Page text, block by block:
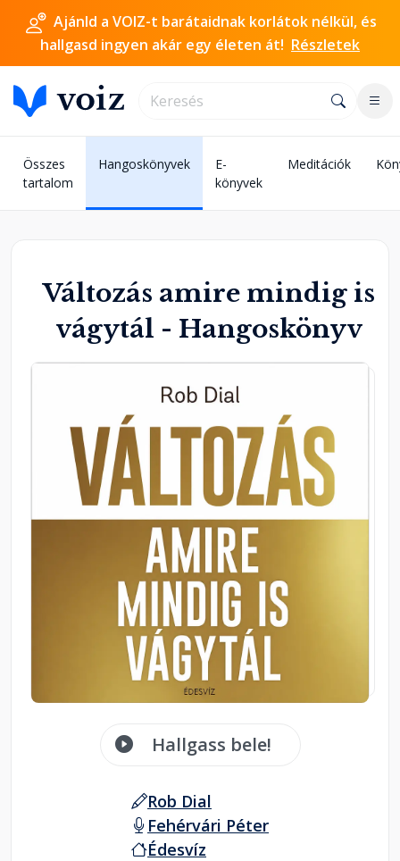
Ajánld a VOIZ-t barátaidnak korlátok nélkül, és
hallgasd ingyen akár egy életen át! Részletek
Összes
tartalom
Hangoskönyvek
E-
könyvek
Meditációk
Változás amire mindig is
vágytál - Hangoskönyv
Hallgass bele!
Rob Dial
Fehérvári Péter
Édesvíz